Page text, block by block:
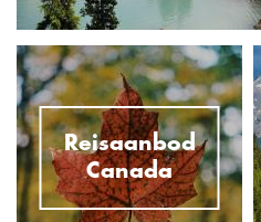
Reisaanbod
Canada